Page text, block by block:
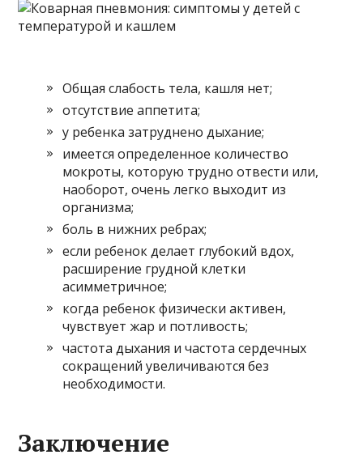
Общая слабость тела, кашля нет;
отсутствие аппетита;
у ребенка затруднено дыхание;
имеется определенное количество
мокроты, которую трудно отвести или,
наоборот, очень легко выходит из
организма;
боль в нижних ребрах;
если ребенок делает глубокий вдох,
расширение грудной клетки
асимметричное;
когда ребенок физически активен,
чувствует жар и потливость;
частота дыхания и частота сердечных
сокращений увеличиваются без
необходимости.
Заключение